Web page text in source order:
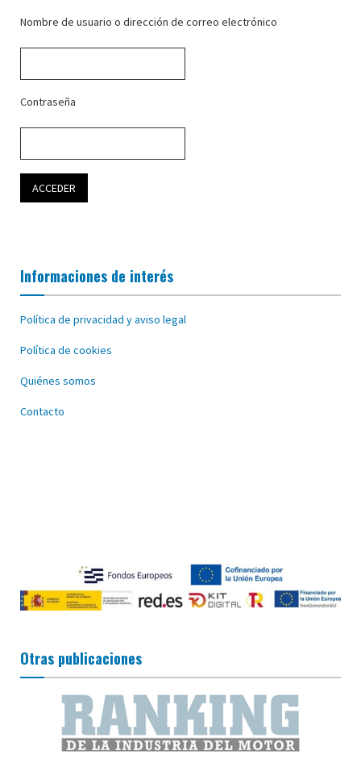
Nombre de usuario o dirección de correo electrónico
Contraseña
Informaciones de interés
Política de privacidad y aviso legal
Política de cookies
Quiénes somos
Contacto
Otras publicaciones